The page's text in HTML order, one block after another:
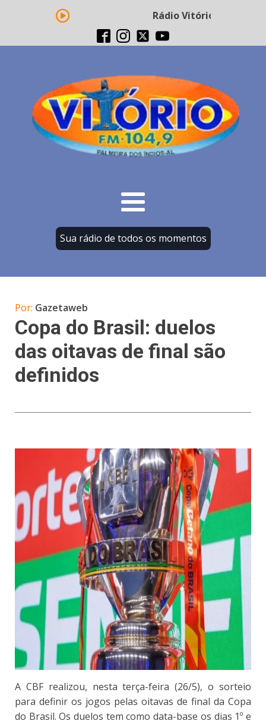
Rádio Vitório FM -
Sua rádio de todos os momentos
Por: Gazetaweb
Copa do Brasil: duelos
das oitavas de final são
definidos
A CBF realizou, nesta terça-feira (26/5), o sorteio
para definir os jogos pelas oitavas de final da Copa
do Brasil. Os duelos tem como data-base os dias 1º e